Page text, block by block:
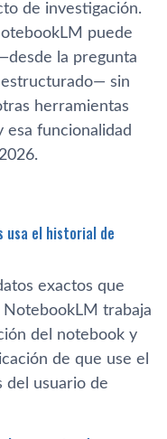
de investigación.
puede
la pregunta
sin
herramientas
esa funcionalidad
usa el historial de
exactos que
NotebookLM trabaja
del notebook y
de que use el
del usuario de